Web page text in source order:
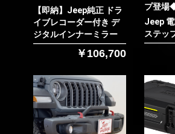
【即納】Jeep純正 ドラ
イブレコーダー付き デ
ジタルインナーミラー
￥106,700
プ登場
Jeep
ステ